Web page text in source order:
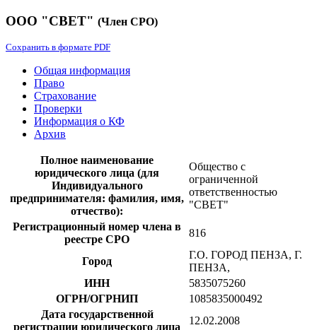
ООО "СВЕТ" (Член СРО)
Сохранить в формате PDF
Общая информация
Право
Страхование
Проверки
Информация о КФ
Архив
Полное наименование
юридического лица (для
Индивидуального
предпринимателя: фамилия, имя,
отчество):
Общество с
ограниченной
ответственностью
"СВЕТ"
Регистрационный номер члена в
реестре СРО
816
Город
Г.О. ГОРОД ПЕНЗА, Г.
ПЕНЗА,
ИНН
5835075260
ОГРН/ОГРНИП
1085835000492
Дата государственной
регистрации юридического лица
12.02.2008